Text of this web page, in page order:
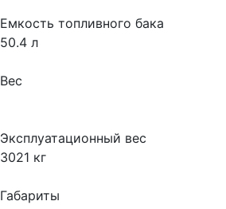
Емкость топливного бака
50.4 л
Вес
Эксплуатационный вес
3021 кг
Габариты